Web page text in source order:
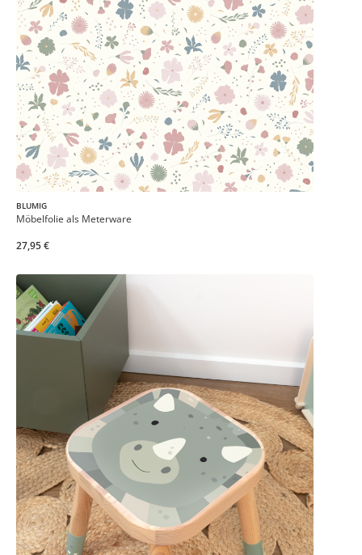
BLUMIG
Möbelfolie als Meterware
27,95 €